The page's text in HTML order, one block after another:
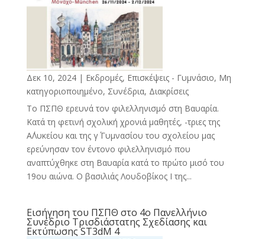
Δεκ 10, 2024| Εκδρομές, Επισκέψεις - Γυμνάσιο, Μη
κατηγοριοποιημένο, Συνέδρια, Διακρίσεις
Το ΠΣΠΘ ερευνά τον φιλελληνισμό στη Βαυαρία.
Κατά τη φετινή σχολική χρονιά μαθητές, -τριες της
Α΄Λυκείου και της γ΄ Γυμνασίου του σχολείου μας
ερεύνησαν τον έντονο φιλελληνισμό που
αναπτύχθηκε στη Βαυαρία κατά το πρώτο μισό του
19ου αιώνα. Ο βασιλιάς Λουδοβίκος I της...
Εισήγηση του ΠΣΠΘ στο 4ο Πανελλήνιο
Συνέδριο Τρισδιάστατης Σχεδίασης και
Εκτύπωσης ST3dM 4